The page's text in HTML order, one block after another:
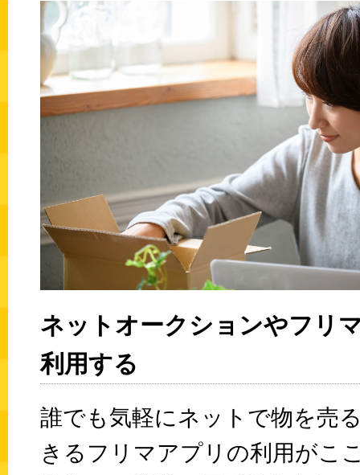
ネットオークションやフリ
利用する
誰でも気軽にネットで物を売
きるフリマアプリの利用がこ